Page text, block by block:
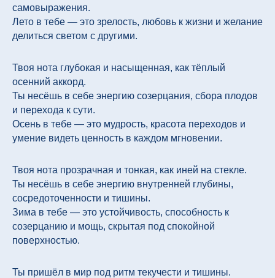
самовыражения.
Лето в тебе — это зрелость, любовь к жизни и желание
делиться светом с другими.
Твоя нота глубокая и насыщенная, как тёплый
осенний аккорд.
Ты несёшь в себе энергию созерцания, сбора плодов
и перехода к сути.
Осень в тебе — это мудрость, красота переходов и
умение видеть ценность в каждом мгновении.
Твоя нота прозрачная и тонкая, как иней на стекле.
Ты несёшь в себе энергию внутренней глубины,
сосредоточенности и тишины.
Зима в тебе — это устойчивость, способность к
созерцанию и мощь, скрытая под спокойной
поверхностью.
Ты пришёл в мир под ритм текучести и тишины.